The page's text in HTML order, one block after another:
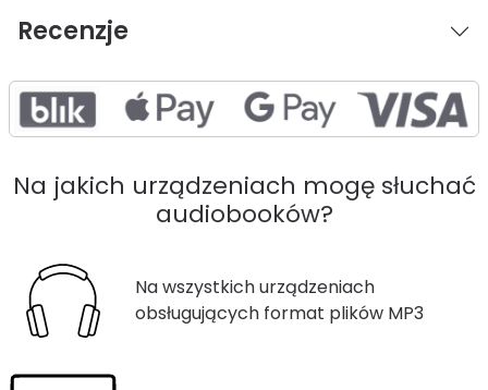
Recenzje
Na jakich urządzeniach mogę słuchać
audiobooków?
Na wszystkich urządzeniach
obsługujących format plików MP3